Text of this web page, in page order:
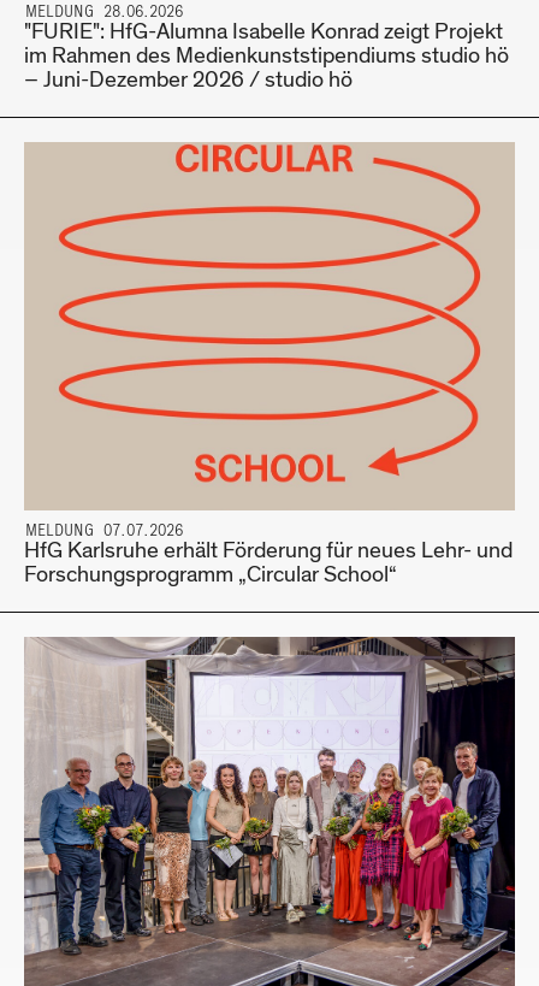
MELDUNG 28.06.2026
"FURIE": HfG-Alumna Isabelle Konrad zeigt Projekt
im Rahmen des Medienkunststipendiums studio hö
– Juni-Dezember 2026 / studio hö
MELDUNG 07.07.2026
HfG Karlsruhe erhält Förderung für neues Lehr- und
Forschungsprogramm „Circular School“